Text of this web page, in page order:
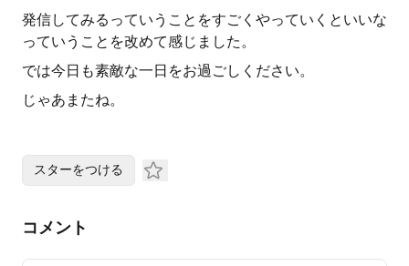
発信してみるっていうことをすごくやっていくといいな
っていうことを改めて感じました。
では今日も素敵な一日をお過ごしください。
じゃあまたね。
スターをつける
コメント